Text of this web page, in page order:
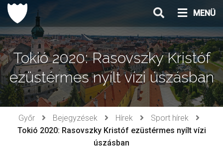
Ugrás
tartalomhoz
MENÜ
Tokió 2020: Rasovszky Kristóf
ezüstérmes nyílt vízi úszásban
Győr Bejegyzések Hírek
Sport hírek
Tokió 2020: Rasovszky Kristóf ezüstérmes nyílt vízi
úszásban